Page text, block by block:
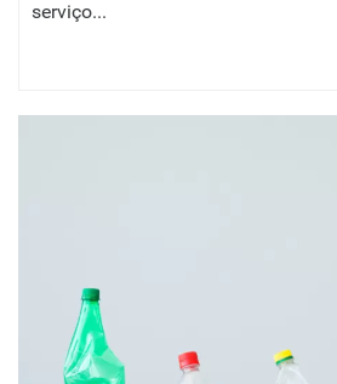
serviço...